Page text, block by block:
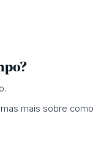
mais sobre